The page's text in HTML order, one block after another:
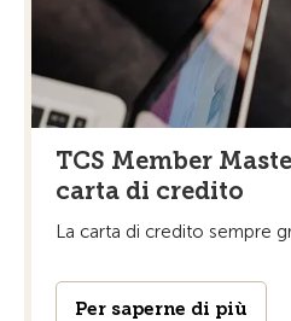
TCS Member
carta di credito
La carta di credito sempre
Per saperne di più